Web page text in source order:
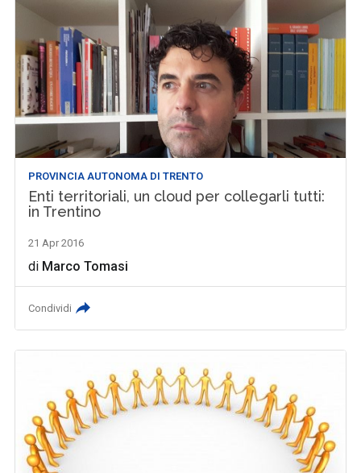
PROVINCIA AUTONOMA DI TRENTO
Enti territoriali, un cloud per collegarli tutti:
in Trentino
21 Apr 2016
di Marco Tomasi
Condividi